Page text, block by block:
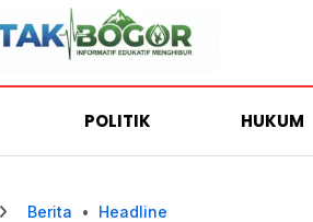
POLITIK HUKUM
Berita • Headline